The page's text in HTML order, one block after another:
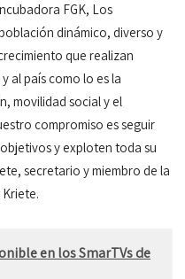
FGK, Los
dinámico, diverso y
que realizan
al país como lo es la
movilidad social y el
compromiso es seguir
y exploten toda su
secretario y miembro de la
en los SmarTVs de